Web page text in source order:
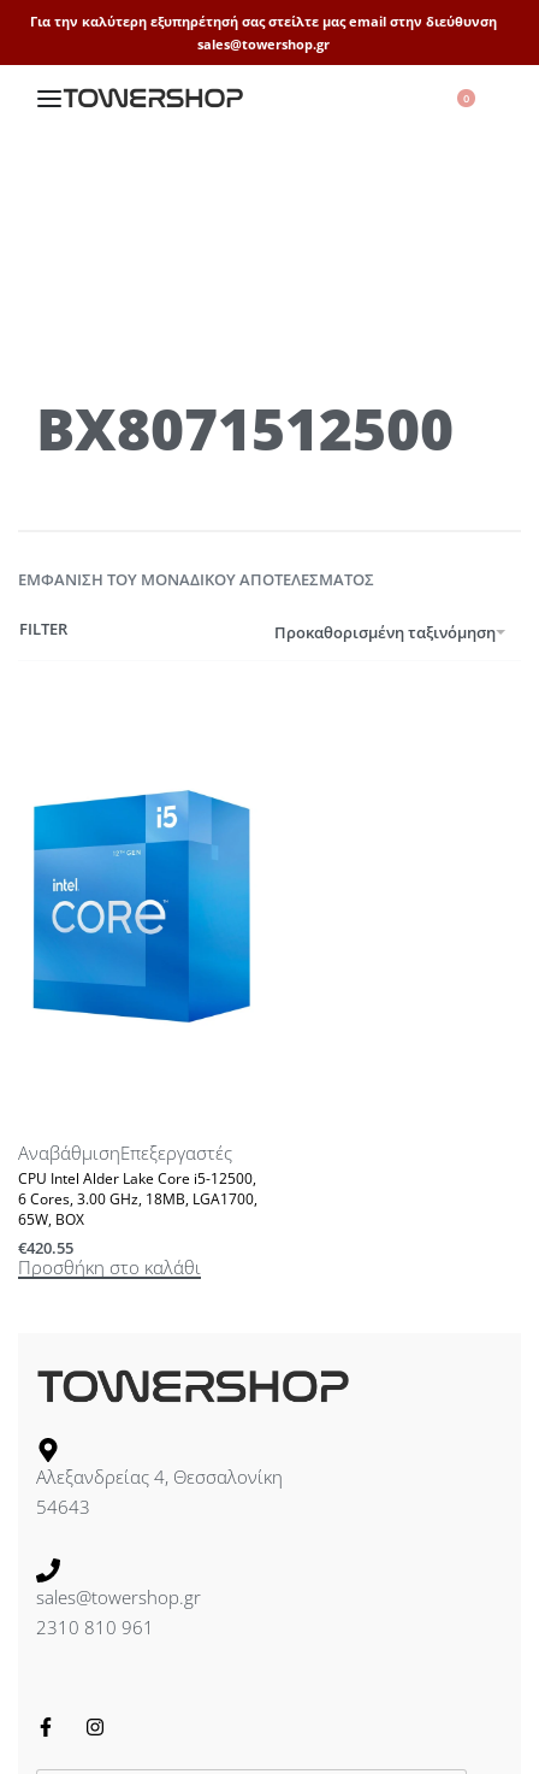
Για την καλύτερη εξυπηρέτησή σας στείλτε μας email στην διεύθυνση
sales@towershop.gr
0
BX8071512500
ΕΜΦΆΝΙΣΗ ΤΟΥ ΜΟΝΑΔΙΚΟΎ ΑΠΟΤΕΛΈΣΜΑΤΟΣ
Προκαθορισμένη ταξινόμηση
FILTER
ΑναβάθμισηΕπεξεργαστές
CPU Intel Alder Lake Core i5-12500,
6 Cores, 3.00 GHz, 18MB, LGA1700,
65W, BOX
€420.55
Προσθήκη στο καλάθι
Αλεξανδρείας 4, Θεσσαλονίκη
54643
sales@towershop.gr
2310 810 961